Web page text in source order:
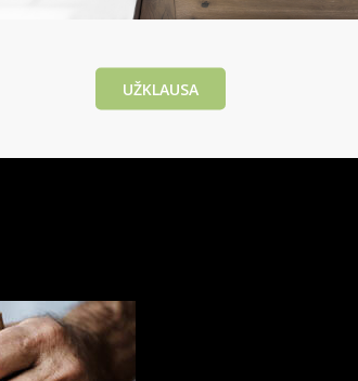
UŽKLAUSA